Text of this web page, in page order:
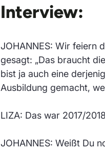
Interview:
JOHANNES: Wir feiern
gesagt: „Das braucht
bist ja auch eine
Ausbildung gemacht,
LIZA: Das war 2017/
JOHANNES: Weißt Du